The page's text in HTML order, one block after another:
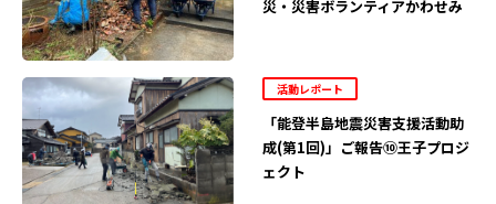
災・災害ボランティアかわせみ
活動レポート
「能登半島地震災害支援活動助
成(第1回)」ご報告⑩王子プロジ
ェクト